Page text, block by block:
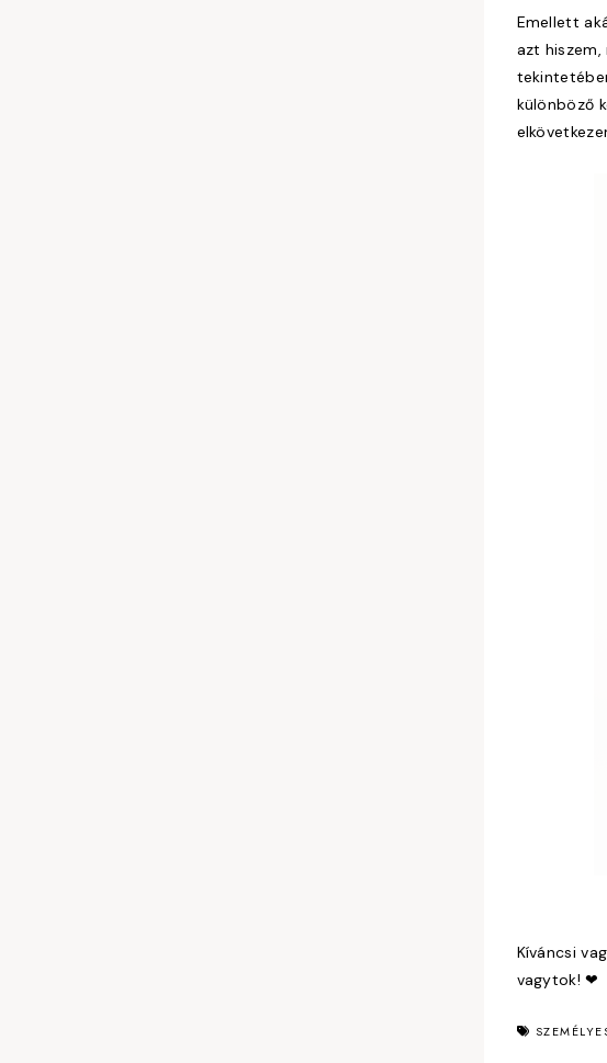
Emellett
azt hiszem,
különböző
Kíváncsi
vagytok! ❤